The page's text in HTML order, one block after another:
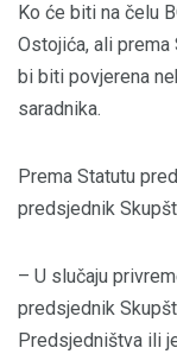
Ko će biti na čelu
Ostojića, ali
bi biti povjerena
saradnika.
Prema Statutu
predsjednik
– U slučaju
predsjednik
Predsjedništva ili